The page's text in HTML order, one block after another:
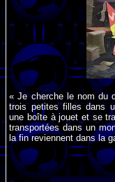
« Je cherche le nom du
trois petites filles dans
une boîte à jouet et se
transportées dans un
la fin reviennent dans la